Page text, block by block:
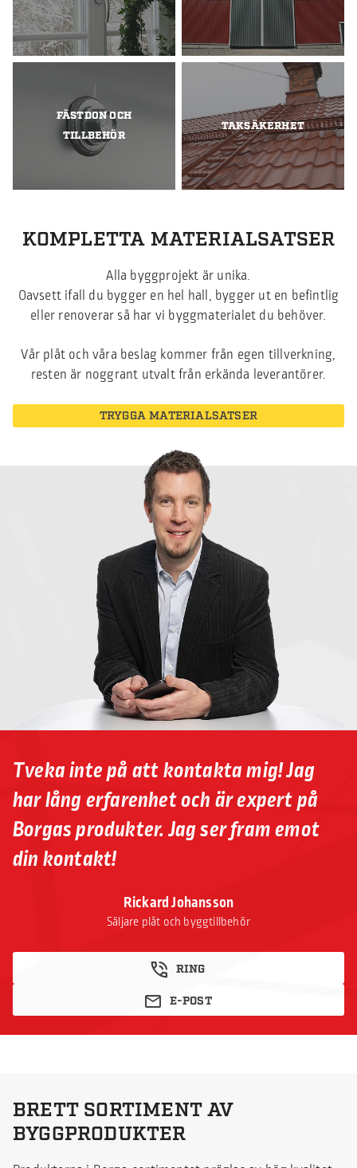
FÄSTDON OCH
TILLBEHÖR
TAKSÄKERHET
KOMPLETTA MATERIALSATSER
Alla byggprojekt är unika.
Oavsett ifall du bygger en hel hall, bygger ut en befintlig
eller renoverar så har vi byggmaterialet du behöver.
Vår plåt och våra beslag kommer från egen tillverkning,
resten är noggrant utvalt från erkända leverantörer.
TRYGGA MATERIALSATSER
Rickard Johansson
Säljare plåt och byggtillbehör
RING
E-POST
Tveka inte på att kontakta mig! Jag
har lång erfarenhet och är expert på
Borgas produkter. Jag ser fram emot
din kontakt!
BRETT SORTIMENT AV
BYGGPRODUKTER